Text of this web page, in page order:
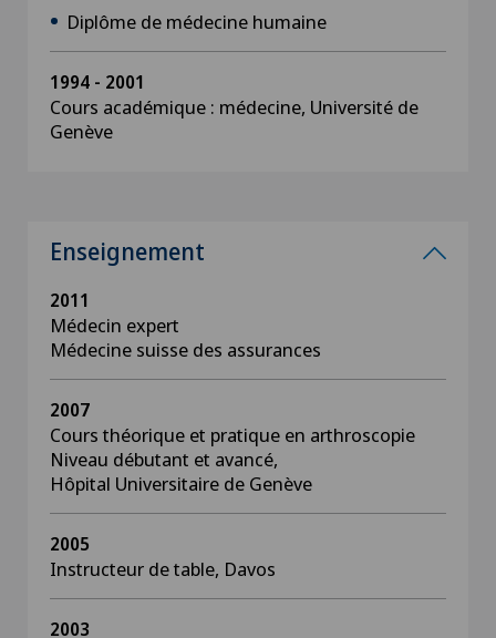
Diplôme de médecine humaine
1994 - 2001
Cours académique : médecine, Université de
Genève
Enseignement
2011
Médecin expert
Médecine suisse des assurances
2007
Cours théorique et pratique en arthroscopie
Niveau débutant et avancé,
Hôpital Universitaire de Genève
2005
Instructeur de table, Davos
2003